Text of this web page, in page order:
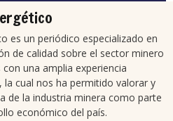
es un periódico especializado en
de calidad sobre el sector minero
una amplia experiencia
cual nos ha permitido valorar y
de la industria minera como parte
económico del país.